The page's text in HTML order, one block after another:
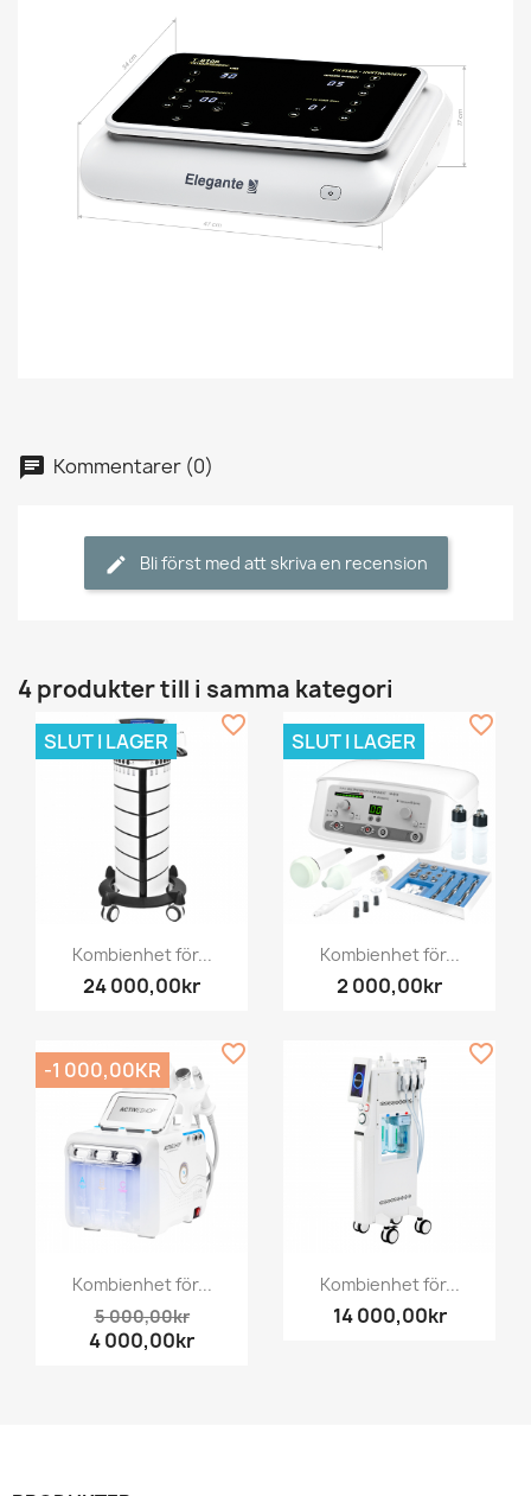
Kommentarer (0)
Bli först med att skriva en recension
4 produkter till i samma kategori
Kombienhet för...
24 000,00kr
SLUT I LAGER
favorite_border
Kombienhet för...
2 000,00kr
SLUT I LAGER
favorite_border
Kombienhet för...
5 000,00kr
4 000,00kr
-1 000,00KR
favorite_border
Kombienhet för...
14 000,00kr
favorite_border